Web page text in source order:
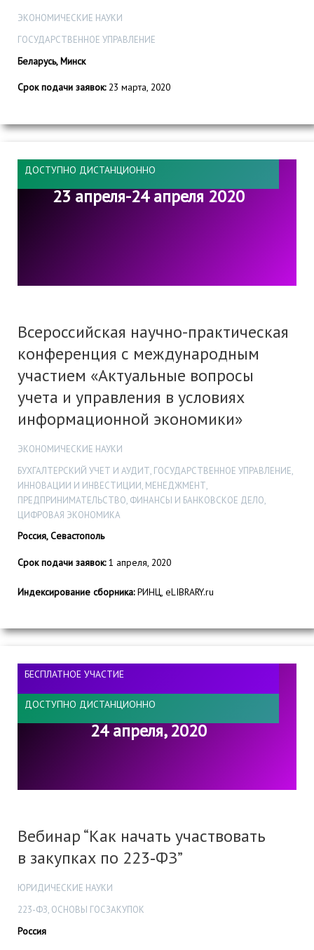
ЭКОНОМИЧЕСКИЕ НАУКИ
ГОСУДАРСТВЕННОЕ УПРАВЛЕНИЕ
Беларусь, Минск
Срок подачи заявок:23 марта, 2020
ДОСТУПНО ДИСТАНЦИОННО
23 апреля-24 апреля 2020
Всероссийская научно-практическая
конференция с международным
участием «Актуальные вопросы
учета и управления в условиях
информационной экономики»
ЭКОНОМИЧЕСКИЕ НАУКИ
БУХГАЛТЕРСКИЙ УЧЕТ И АУДИТ, ГОСУДАРСТВЕННОЕ УПРАВЛЕНИЕ,
ИННОВАЦИИ И ИНВЕСТИЦИИ, МЕНЕДЖМЕНТ,
ПРЕДПРИНИМАТЕЛЬСТВО, ФИНАНСЫ И БАНКОВСКОЕ ДЕЛО,
ЦИФРОВАЯ ЭКОНОМИКА
Россия, Севастополь
Срок подачи заявок:1 апреля, 2020
Индексирование сборника:РИНЦ, eLIBRARY.ru
БЕСПЛАТНОЕ УЧАСТИЕ
ДОСТУПНО ДИСТАНЦИОННО
24 апреля, 2020
Вебинар “Как начать участвовать
в закупках по 223‑ФЗ”
ЮРИДИЧЕСКИЕ НАУКИ
223-ФЗ, ОСНОВЫ ГОСЗАКУПОК
Россия